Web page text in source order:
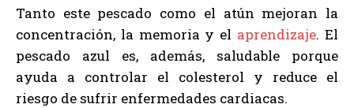
Tanto este pescado como el atún mejoran la
concentración, la memoria y el aprendizaje. El
pescado azul es, además, saludable porque
ayuda a controlar el colesterol y reduce el
riesgo de sufrir enfermedades cardiacas.